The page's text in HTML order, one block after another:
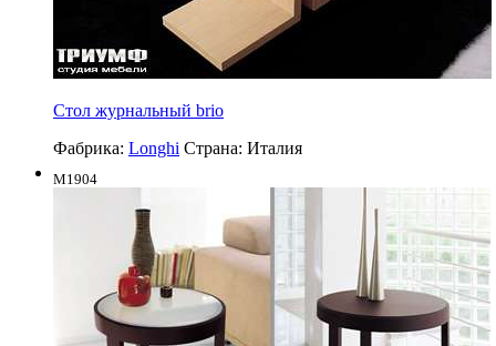
Стол журнальный brio
Фабрика: Longhi Страна: Италия
M1904